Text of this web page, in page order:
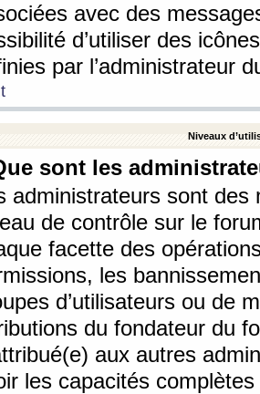
avec des
d’utiliser des
par l’administrateur
Niveaux
sont les
administrateurs sont
de contrôle sur le
facette des
les
d’utilisateurs ou de
du fondateur du
aux autres
les capacités